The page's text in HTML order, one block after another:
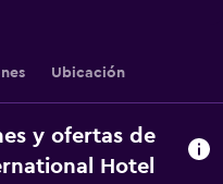
Ubicación
y ofertas de
Hotel